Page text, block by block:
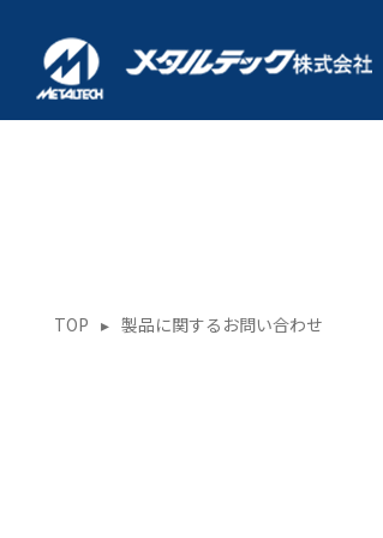
TOP ▸ 製品に関するお問い合わせ